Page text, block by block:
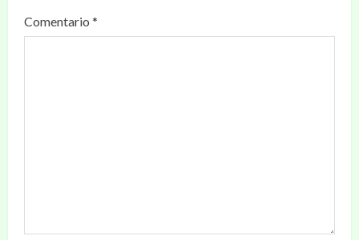
Comentario *